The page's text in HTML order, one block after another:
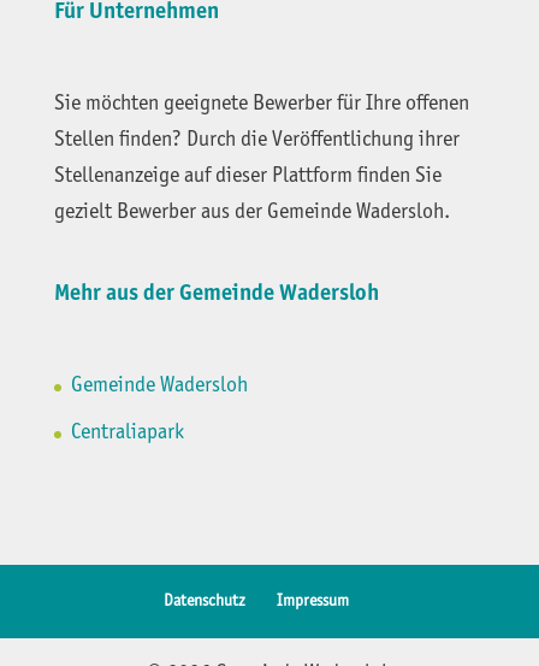
Für Unternehmen
Sie möchten geeignete Bewerber für Ihre offenen
Stellen finden? Durch die Veröffentlichung ihrer
Stellenanzeige auf dieser Plattform finden Sie
gezielt Bewerber aus der Gemeinde Wadersloh.
Mehr aus der Gemeinde Wadersloh
Gemeinde Wadersloh
Centraliapark
Datenschutz Impressum